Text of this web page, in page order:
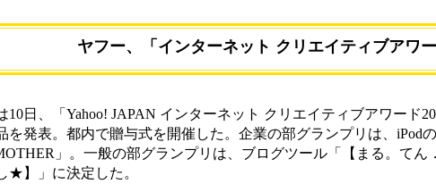
ヤフー、「インターネット クリエイティブアワ
日、「Yahoo! JAPAN インターネット クリエイティブアワード
を発表。都内で贈与式を開催した。企業の部グランプリは、iPod
」。一般の部グランプリは、ブログツール「【まる。てん
★】」に決定した。